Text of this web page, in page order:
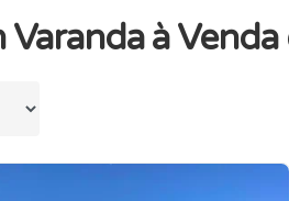
Varanda à